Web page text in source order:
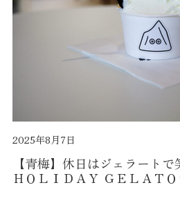
2025年8月7日
【青梅】休日はジェラート
ＨＯＬＩＤＡＹ ＧＥＬＡＴ